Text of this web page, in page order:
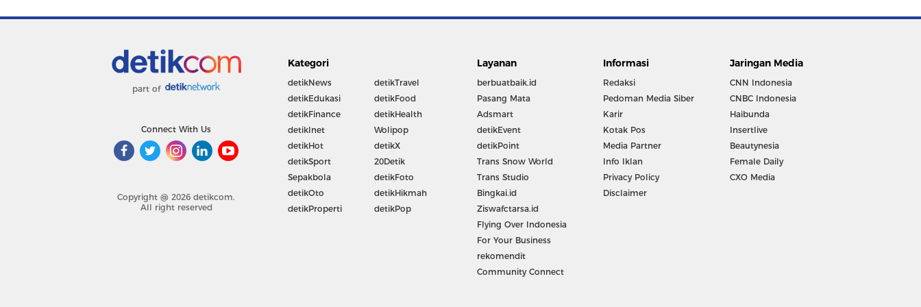
part of
Connect With Us
Copyright @ 2026 detikcom.
All right reserved
Kategori
detikNews
detikEdukasi
detikFinance
detikInet
detikHot
detikSport
Sepakbola
detikOto
detikProperti
detikTravel
detikFood
detikHealth
Wolipop
detikX
20Detik
detikFoto
detikHikmah
detikPop
Layanan
berbuatbaik.id
Pasang Mata
Adsmart
detikEvent
detikPoint
Trans Snow World
Trans Studio
Bingkai.id
Ziswafctarsa.id
Flying Over Indonesia
For Your Business
rekomendit
Community Connect
Informasi
Redaksi
Pedoman Media Siber
Karir
Kotak Pos
Media Partner
Info Iklan
Privacy Policy
Disclaimer
Jaringan Media
CNN Indonesia
CNBC Indonesia
Haibunda
Insertlive
Beautynesia
Female Daily
CXO Media